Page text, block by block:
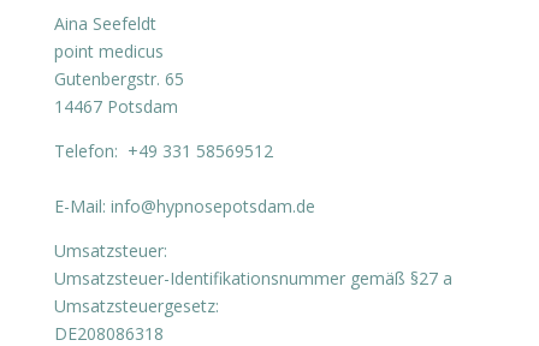
Aina Seefeldt
point medicus
Gutenbergstr. 65
14467 Potsdam
Telefon: +49 331 58569512
E-Mail: info@hypnosepotsdam.de
Umsatzsteuer:
Umsatzsteuer-Identifikationsnummer gemäß §27 a
Umsatzsteuergesetz:
DE208086318